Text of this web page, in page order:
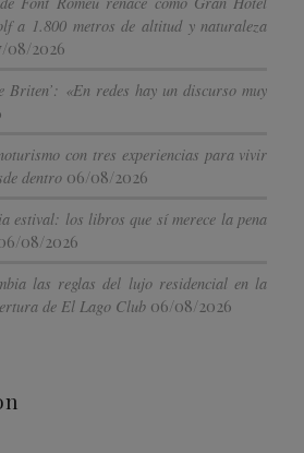
a 1.800 metros de altitud y naturaleza
08/2026
Briten’: «En redes hay un discurso muy
con tres experiencias para vivir
dentro 06/08/2026
estival: los libros que sí merece la pena
08/2026
las reglas del lujo residencial en la
de El Lago Club 06/08/2026